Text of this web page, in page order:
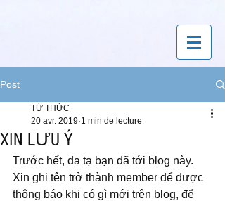
Post
XIN LƯU Ý
TỪ THỨC
20 avr. 2019 1 min de lecture
Trước hết, đa tạ bạn đã tới blog này.
Xin ghi tên trở thành member để được
thông báo khi có gì mới trên blog, để